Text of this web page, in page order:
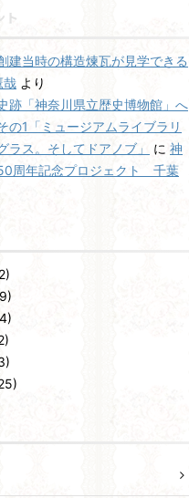
ト
建当時の構造煉瓦が見学できる
哉 より
跡「神奈川県立歴史博物館」へ
の1「ミュージアムライブラリ
ラス。そしてドアノブ」
に 神
周年記念プロジェクト 千葉